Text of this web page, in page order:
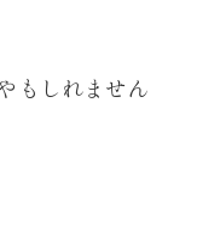
もしれません